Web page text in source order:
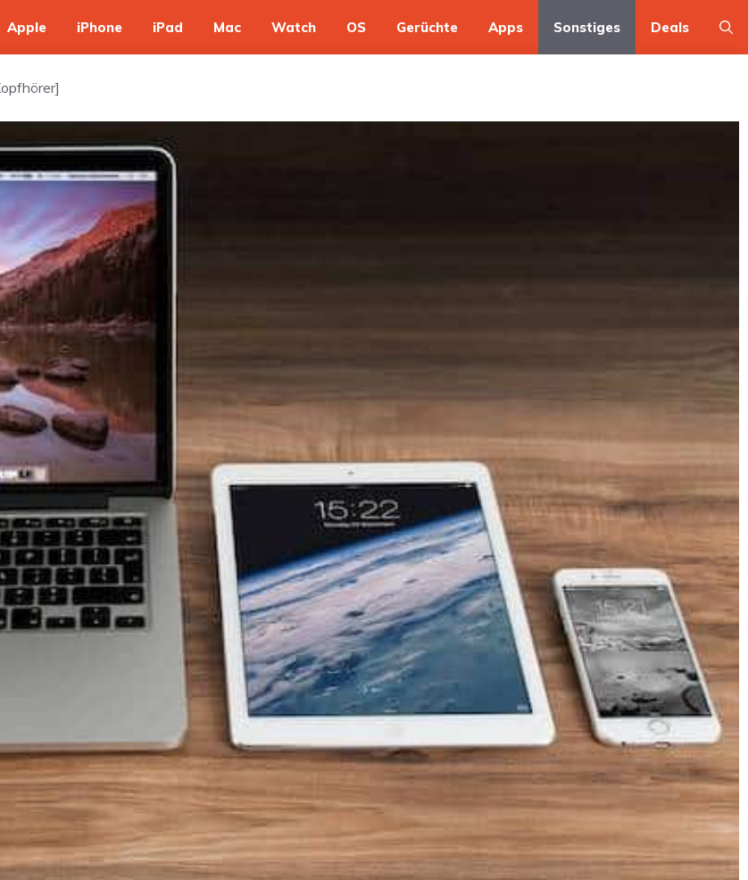
Apple iPhone iPad Mac Watch OS Gerüchte Apps Sonstiges Deals